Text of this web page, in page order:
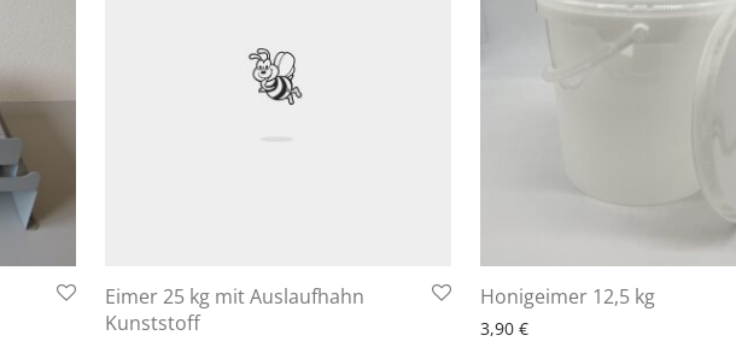
Eimer 25 kg mit Auslaufhahn
Kunststoff6 - 10 Arbeitstage
Honigeimer 12,5 kg
3,90 €
6 - 10 Arbeitstage